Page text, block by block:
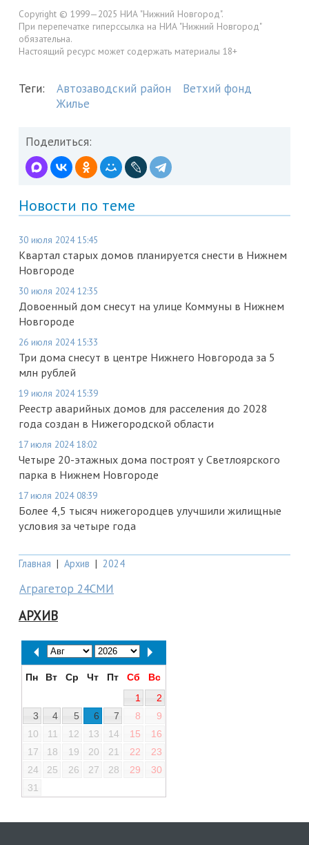
Copyright © 1999—2025 НИА "Нижний Новгород".
При перепечатке гиперссылка на НИА "Нижний Новгород"
обязательна.
Настоящий ресурс может содержать материалы 18+
Теги: Автозаводский район
Ветхий фонд
Жилье
Поделиться:
Новости по теме
30 июля 2024 15:45
Квартал старых домов планируется снести в Нижнем
Новгороде
30 июля 2024 12:35
Довоенный дом снесут на улице Коммуны в Нижнем
Новгороде
26 июля 2024 15:33
Три дома снесут в центре Нижнего Новгорода за 5
млн рублей
19 июля 2024 15:39
Реестр аварийных домов для расселения до 2028
года создан в Нижегородской области
17 июля 2024 18:02
Четыре 20-этажных дома построят у Светлоярского
парка в Нижнем Новгороде
17 июля 2024 08:39
Более 4,5 тысяч нижегородцев улучшили жилищные
условия за четыре года
Главная | Архив | 2024
Аграгетор 24СМИ
АРХИВ
Пн Вт Ср Чт Пт Сб
Вс
1
2
3
4 5 6 7 8
9
10
11 12 13 14 15
16
17
18 19 20 21 22
23
24
25 26 27 28 29
30
31